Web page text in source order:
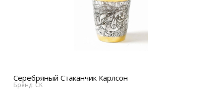
Серебряный Стаканчик Карлсон
Бренд: CK